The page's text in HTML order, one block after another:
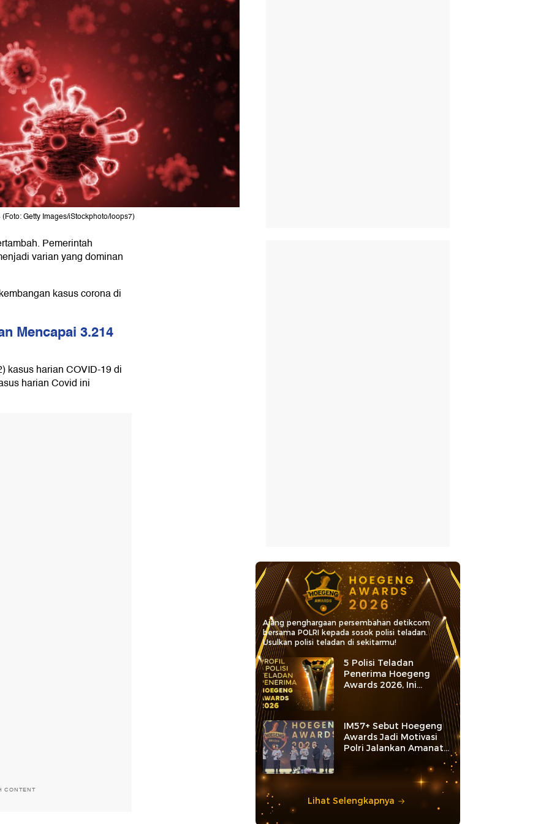
Getty Images/iStockphoto/loops7)
Pemerintah
varian yang dominan
kasus corona di
Mencapai 3.214
kasus harian COVID-19 di
harian Covid ini
CONTENT
Ajang penghargaan persembahan detikcom
bersama POLRI kepada sosok polisi teladan.
Usulkan polisi teladan di sekitarmu!
5 Polisi Teladan
Penerima Hoegeng
Awards 2026, Ini
Kategori dan Kiprahnya
IM57+ Sebut Hoegeng
Awards Jadi Motivasi
Polri Jalankan Amanat
Lihat Selengkapnya